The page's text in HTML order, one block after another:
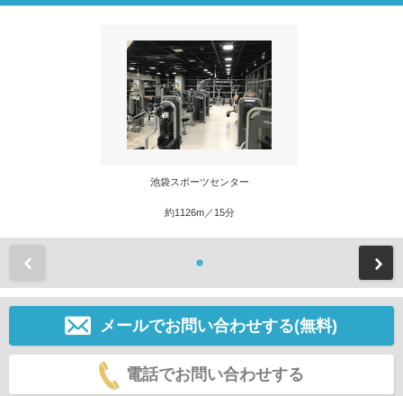
池袋スポーツセンター
約1126m／15分
メールでお問い合わせする(無料)
電話でお問い合わせする